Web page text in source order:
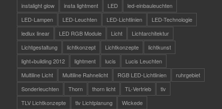
instalight glow
insta lightment LED
led-einbauleuchten
LED-Lampen
LED-Leuchten LED-Lichtlinien
LED-Technologie
ledlux linear
LED RGB Module Licht
Lichtarchitektur
Lichtgestaltung
lichtkonzept Lichtkonzepte
lichtkunst
light+building 2012
lightment lucis
Lucis Leuchten
Multiline Licht
Multiline Rahnelicht RGB LED-Lichtlinien
ruhrgebiet
Sonderleuchten
Thorn thorn licht TL-Vertrieb
tlv
TLV Lichtkonzepte
tlv Lichtplanung Wickede